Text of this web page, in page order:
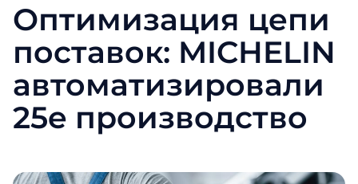
Оптимизация цепи
поставок: MICHELIN
автоматизировали
25е производство